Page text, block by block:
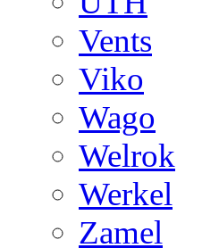
Vents
Viko
Wago
Welrok
Werkel
Zamel